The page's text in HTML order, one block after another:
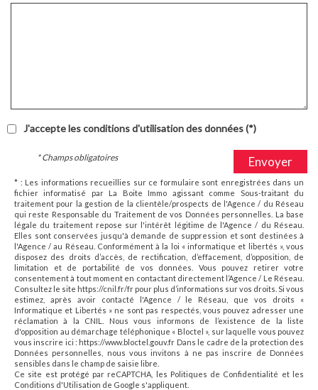
J'accepte les conditions d'utilisation des données (*)
Envoyer
* Champs obligatoires
* : Les informations recueillies sur ce formulaire sont enregistrées dans un
fichier informatisé par La Boite Immo agissant comme Sous-traitant du
traitement pour la gestion de la clientèle/prospects de l'Agence / du Réseau
qui reste Responsable du Traitement de vos Données personnelles. La base
légale du traitement repose sur l'intérêt légitime de l'Agence / du Réseau.
Elles sont conservées jusqu'à demande de suppression et sont destinées à
l'Agence / au Réseau. Conformément à la loi « informatique et libertés », vous
disposez des droits d’accès, de rectification, d’effacement, d’opposition, de
limitation et de portabilité de vos données. Vous pouvez retirer votre
consentement à tout moment en contactant directement l’Agence / Le Réseau.
Consultez le site https://cnil.fr/fr pour plus d’informations sur vos droits. Si vous
estimez, après avoir contacté l'Agence / le Réseau, que vos droits «
Informatique et Libertés » ne sont pas respectés, vous pouvez adresser une
réclamation à la CNIL. Nous vous informons de l’existence de la liste
d'opposition au démarchage téléphonique « Bloctel », sur laquelle vous pouvez
vous inscrire ici : https://www.bloctel.gouv.fr Dans le cadre de la protection des
Données personnelles, nous vous invitons à ne pas inscrire de Données
sensibles dans le champ de saisie libre.
Ce site est protégé par reCAPTCHA, les Politiques de Confidentialité et les
Conditions d'Utilisation de Google s'appliquent.